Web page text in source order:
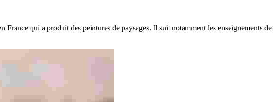
qui a produit des peintures de paysages. Il suit notamment les enseignements de